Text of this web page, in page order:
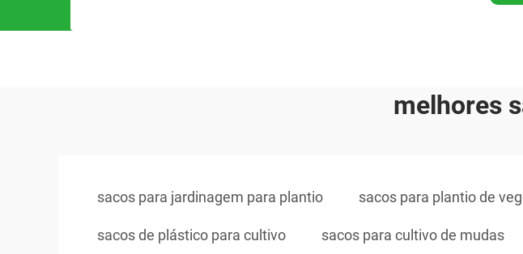
melhores
sacos para jardinagem para plantio sacos para plantio de
sacos de plástico para cultivo sacos para cultivo de mudas